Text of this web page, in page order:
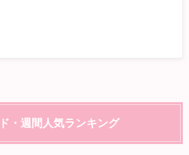
・週間人気ランキング